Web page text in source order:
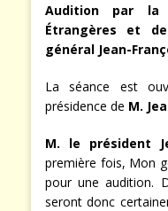
Audition par la
Étrangères et
général Jean-
La séance est
présidence de M.
M. le président
première fois, Mon
pour une audition.
seront donc